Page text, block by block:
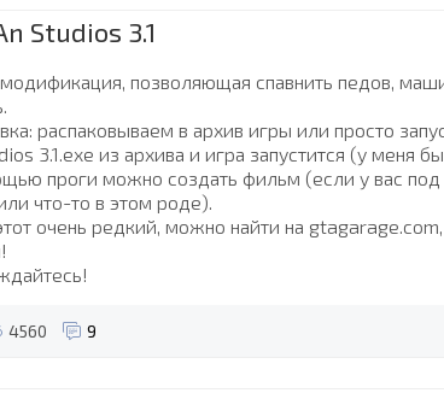
Studios 3.1
позволяющая спавнить педов,
распаковываем в архив игры или просто
3.1.exe из архива и игра запустится (у меня
проги можно создать фильм (если у вас под
что-то в этом роде).
очень редкий, можно найти на gtagarage.com,
4560 9